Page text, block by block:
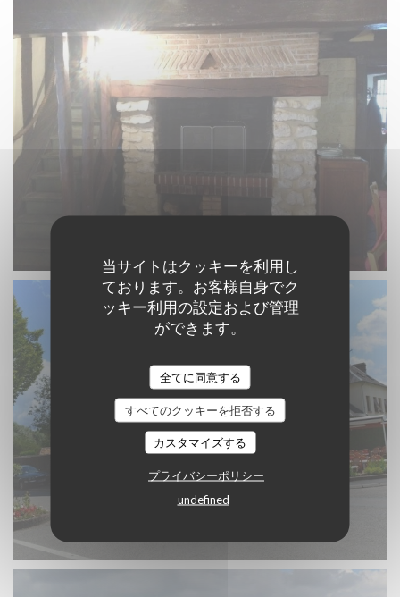
当サイトはクッキーを利用し
ております。お客様自身でク
ッキー利用の設定および管理
ができます。
全てに同意する
すべてのクッキーを拒否する
カスタマイズする
プライバシーポリシー
undefined